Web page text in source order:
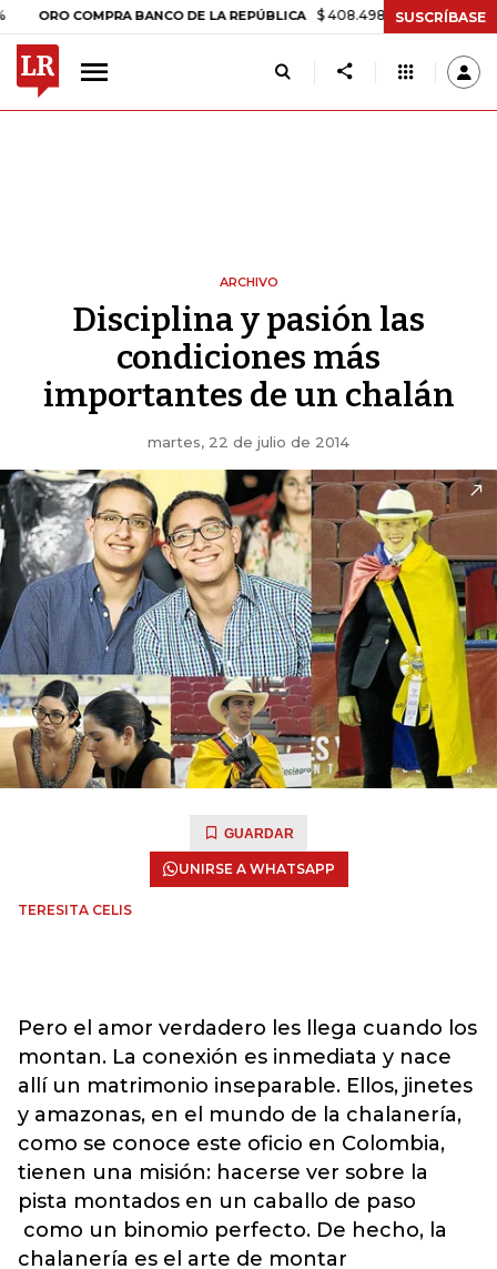
COMPRA BANCO DE LA REPÚBLICA $ 408.498,97 +$ 8.753,81 +2,19%
SUSCRÍBASE
ARCHIVO
Disciplina y pasión las
condiciones más
importantes de un chalán
martes, 22 de julio de 2014
GUARDAR
UNIRSE A WHATSAPP
TERESITA CELIS
Pero el amor verdadero les llega cuando los
montan. La conexión es inmediata y nace
allí un matrimonio inseparable. Ellos, jinetes
y amazonas, en el mundo de la chalanería,
como se conoce este oficio en Colombia,
tienen una misión: hacerse ver sobre la
pista montados en un caballo de paso
como un binomio perfecto. De hecho, la
chalanería es el arte de montar